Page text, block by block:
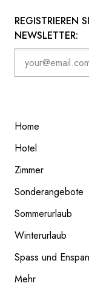
READ NEXT
REGISTRIEREN
NEWSLETTER:
Home
Hotel
Zimmer
Sonderangebote
Sommerurlaub
Winterurlaub
Spass und
Mehr